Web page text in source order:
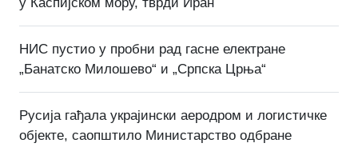
НИС пустио у пробни рад гасне електране
„Банатско Милошево“ и „Српска Црња“
Русија гађала украјински аеродром и логистичке
објекте, саопштило Министарство одбране